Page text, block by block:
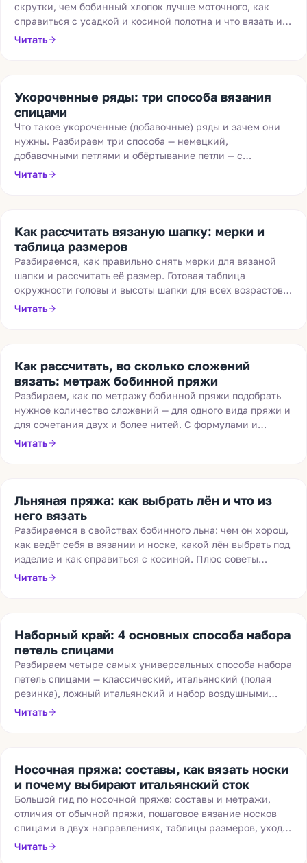
скрутки, чем бобинный хлопок лучше моточного, как
справиться с усадкой и косиной полотна и что вязать из
чистого хлопка и смесовых составов.
Читать
Укороченные ряды: три способа вязания
спицами
Что такое укороченные (добавочные) ряды и зачем они
нужны. Разбираем три способа — немецкий,
добавочными петлями и обёртывание петли — с
пошаговыми фото и советами, когда какой выбрать.
Читать
Как рассчитать вязаную шапку: мерки и
таблица размеров
Разбираемся, как правильно снять мерки для вязаной
шапки и рассчитать её размер. Готовая таблица
окружности головы и высоты шапки для всех возрастов —
от новорождённых до взрослых.
Читать
Как рассчитать, во сколько сложений
вязать: метраж бобинной пряжи
Разбираем, как по метражу бобинной пряжи подобрать
нужное количество сложений — для одного вида пряжи и
для сочетания двух и более нитей. С формулами и
примерами расчёта.
Читать
Льняная пряжа: как выбрать лён и что из
него вязать
Разбираемся в свойствах бобинного льна: чем он хорош,
как ведёт себя в вязании и носке, какой лён выбрать под
изделие и как справиться с косиной. Плюс советы
новичкам и обзор популярных артикулов.
Читать
Наборный край: 4 основных способа набора
петель спицами
Разбираем четыре самых универсальных способа набора
петель спицами — классический, итальянский (полая
резинка), ложный итальянский и набор воздушными
петлями. Плюсы, минусы и для каких изделий подходит
Читать
Носочная пряжа: составы, как вязать носки
и почему выбирают итальянский сток
Большой гид по носочной пряже: составы и метражи,
отличия от обычной пряжи, пошаговое вязание носков
спицами в двух направлениях, таблицы размеров, уход и
в чём секрет итальянского стока 75/25.
Читать